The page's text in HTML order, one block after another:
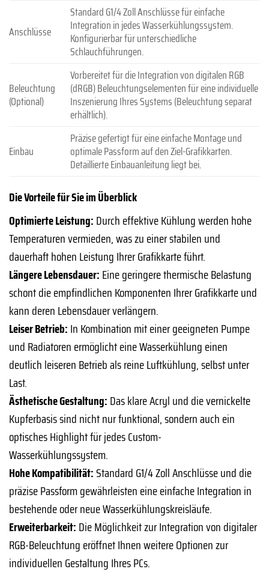
Anschlüsse
Standard G1/4 Zoll Anschlüsse für einfache
Integration in jedes Wasserkühlungssystem.
Konfigurierbar für unterschiedliche
Schlauchführungen.
Beleuchtung
(Optional)
Vorbereitet für die Integration von digitalen RGB
(dRGB) Beleuchtungselementen für eine individuelle
Inszenierung Ihres Systems (Beleuchtung separat
erhältlich).
Einbau
Präzise gefertigt für eine einfache Montage und
optimale Passform auf den Ziel-Grafikkarten.
Detaillierte Einbauanleitung liegt bei.
Die Vorteile für Sie im Überblick
Optimierte Leistung: Durch effektive Kühlung werden hohe
Temperaturen vermieden, was zu einer stabilen und
dauerhaft hohen Leistung Ihrer Grafikkarte führt.
Längere Lebensdauer: Eine geringere thermische Belastung
schont die empfindlichen Komponenten Ihrer Grafikkarte und
kann deren Lebensdauer verlängern.
Leiser Betrieb: In Kombination mit einer geeigneten Pumpe
und Radiatoren ermöglicht eine Wasserkühlung einen
deutlich leiseren Betrieb als reine Luftkühlung, selbst unter
Last.
Ästhetische Gestaltung: Das klare Acryl und die vernickelte
Kupferbasis sind nicht nur funktional, sondern auch ein
optisches Highlight für jedes Custom-
Wasserkühlungssystem.
Hohe Kompatibilität:Standard G1/4 Zoll Anschlüsse und die
präzise Passform gewährleisten eine einfache Integration in
bestehende oder neue Wasserkühlungskreisläufe.
Erweiterbarkeit: Die Möglichkeit zur Integration von digitaler
RGB-Beleuchtung eröffnet Ihnen weitere Optionen zur
individuellen Gestaltung Ihres PCs.